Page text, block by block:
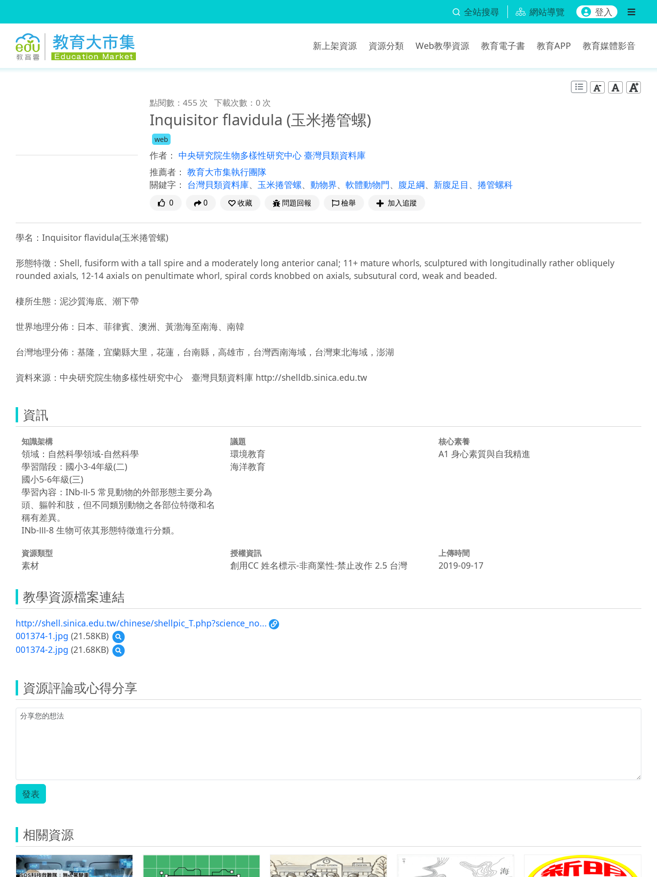
全站搜尋 網站導覽 登入
新上架資源 資源分類 Web教學資源 教育電子書 教育APP 教育媒體影音
點閱數：455 次 下載次數：0 次
Inquisitor flavidula (玉米捲管螺)
web
作者： 中央研究院生物多樣性研究中心 臺灣貝類資料庫
推薦者： 教育大市集執行團隊
關鍵字： 台灣貝類資料庫、 玉米捲管螺、 動物界、 軟體動物門、 腹足綱、 新腹足目 、 捲管螺科
0 0 收藏 問題回報 檢舉 加入追蹤
學名：Inquisitor flavidula(玉米捲管螺)
形態特徵：Shell, fusiform with a tall spire and a moderately long anterior canal; 11+ mature whorls, sculptured with longitudinally rather obliquely
rounded axials, 12-14 axials on penultimate whorl, spiral cords knobbed on axials, subsutural cord, weak and beaded.
棲所生態：泥沙質海底、潮下帶
世界地理分佈：日本、菲律賓、澳洲、黃渤海至南海、南韓
台灣地理分佈：基隆，宜蘭縣大里，花蓮，台南縣，高雄市，台灣西南海域，台灣東北海域，澎湖
資料來源：中央研究院生物多樣性研究中心　臺灣貝類資料庫 http://shelldb.sinica.edu.tw
資訊
知識架構
領域：自然科學領域-自然科學
學習階段：國小3-4年級(二)
國小5-6年級(三)
學習內容：INb-Ⅱ-5 常見動物的外部形態主要分為
頭、軀幹和肢，但不同類別動物之各部位特徵和名
稱有差異。
INb-Ⅲ-8 生物可依其形態特徵進行分類。
議題
環境教育
海洋教育
核心素養
A1 身心素質與自我精進
資源類型
素材
授權資訊
創用CC 姓名標示-非商業性-禁止改作 2.5 台灣
上傳時間
2019-09-17
教學資源檔案連結
http://shell.sinica.edu.tw/chinese/shellpic_T.php?science_no...
001374-1.jpg (21.58KB)
預
覽
001374-
001374-2.jpg (21.68KB)
預
覽
資源評論或心得分享
發表
相關資源